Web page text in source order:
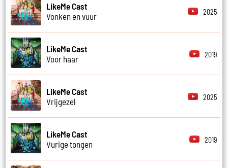
LikeMe Cast
Vonken en vuur
2025
LikeMe Cast
Voor haar
2019
LikeMe Cast
Vrijgezel
2025
LikeMe Cast
Vurige tongen
2019